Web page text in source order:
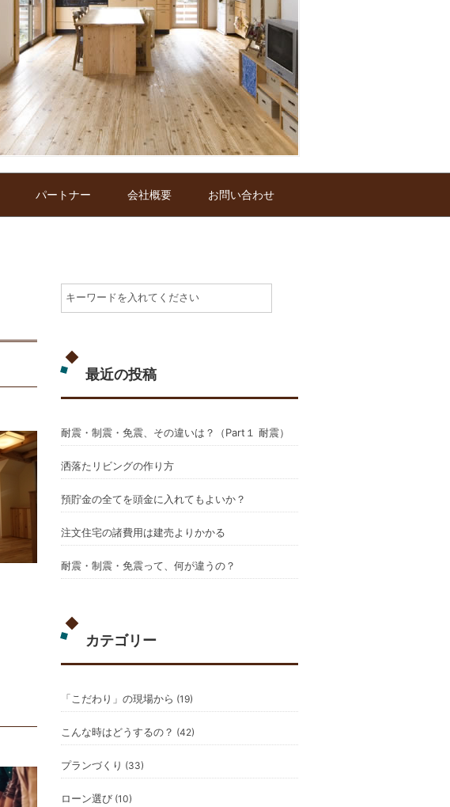
パートナー 会社概要 お問い合わせ
最近の投稿
耐震・制震・免震、その違いは？（Part１ 耐震）
洒落たリビングの作り方
預貯金の全てを頭金に入れてもよいか？
注文住宅の諸費用は建売よりかかる
耐震・制震・免震って、何が違うの？
カテゴリー
「こだわり」の現場から (19)
こんな時はどうするの？ (42)
プランづくり (33)
ローン選び (10)